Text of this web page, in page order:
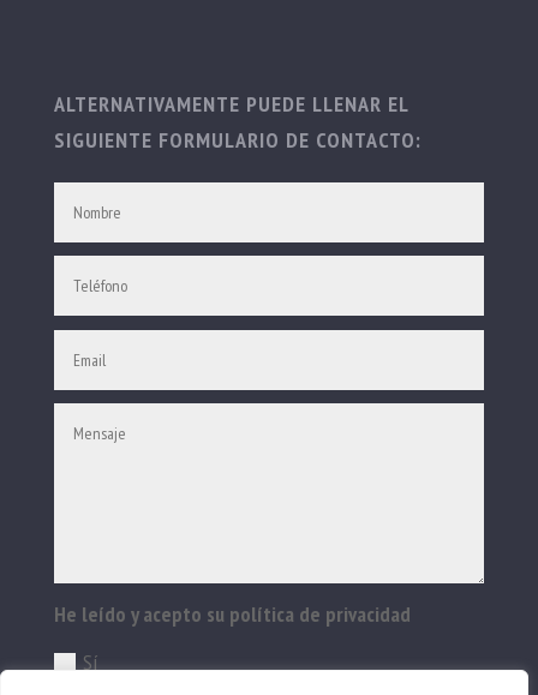
ALTERNATIVAMENTE PUEDE LLENAR EL
SIGUIENTE FORMULARIO DE CONTACTO:
He leído y acepto su política de privacidad
Sí